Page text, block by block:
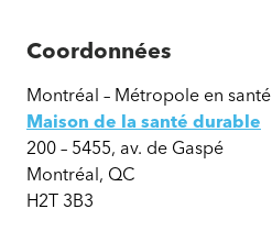
Coordonnées
Montréal – Métropole en santé
Maison de la santé durable
200 – 5455, av. de Gaspé
Montréal, QC
H2T 3B3